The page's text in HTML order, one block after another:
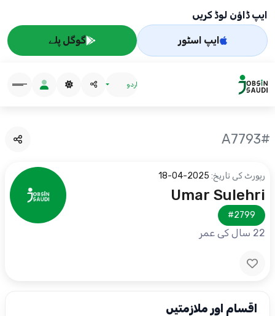
ایپ ڈاؤن لوڈ کریں
ایپ اسٹور گوگل پلے
اردو
#A7793
رپورٹ کی تاریخ: 2025-04-18
Umar Sulehri
#2799
22 سال کی عمر
اقسام اور ملازمتیں